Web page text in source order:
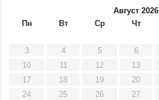
Август 2026
Пн
Вт Ср Чт
3
4 5 6
10
11 12 13
17
18 19 20
24
25 26 27